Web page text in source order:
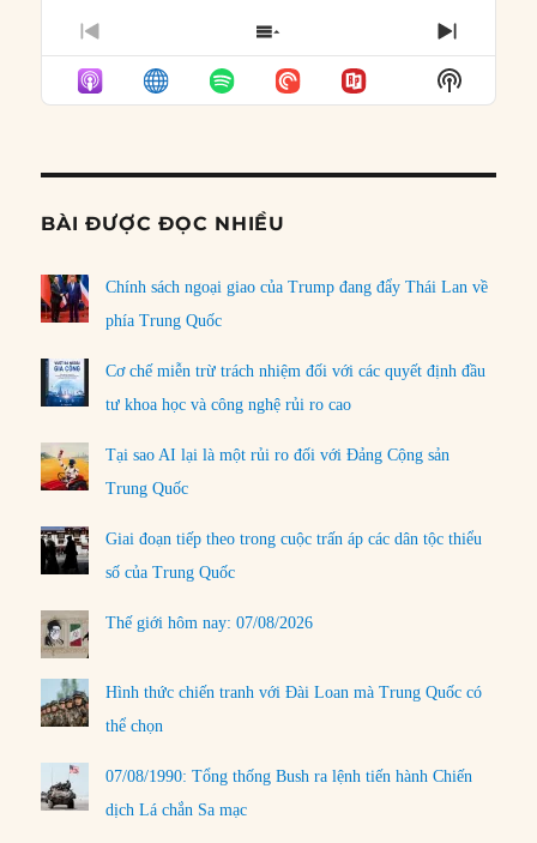
PREVIOUS
EPISODE
SHOW
EPISODES
LIST
NEXT
Show
Podcast
BÀI ĐƯỢC ĐỌC NHIỀU
Chính sách ngoại giao của Trump đang đẩy Thái Lan về
phía Trung Quốc
Cơ chế miễn trừ trách nhiệm đối với các quyết định đầu
tư khoa học và công nghệ rủi ro cao
Tại sao AI lại là một rủi ro đối với Đảng Cộng sản
Trung Quốc
Giai đoạn tiếp theo trong cuộc trấn áp các dân tộc thiểu
số của Trung Quốc
Thế giới hôm nay: 07/08/2026
Hình thức chiến tranh với Đài Loan mà Trung Quốc có
thể chọn
07/08/1990: Tổng thống Bush ra lệnh tiến hành Chiến
dịch Lá chắn Sa mạc